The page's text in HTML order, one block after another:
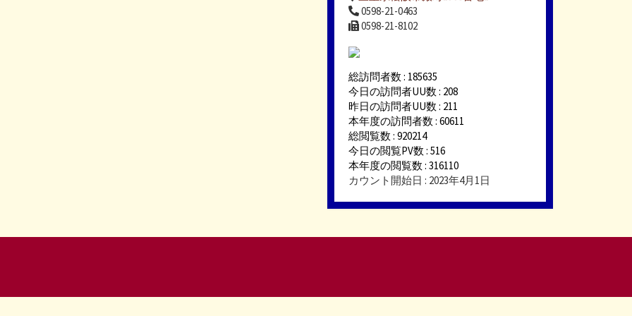
0598-21-0463
0598-21-8102
総訪問者数 : 185635
今日の訪問者UU数 : 208
昨日の訪問者UU数 : 211
本年度の訪問者数 : 60611
総閲覧数 : 920214
今日の閲覧PV数 : 516
本年度の閲覧数 : 316110
カウント開始日 : 2023年4月1日